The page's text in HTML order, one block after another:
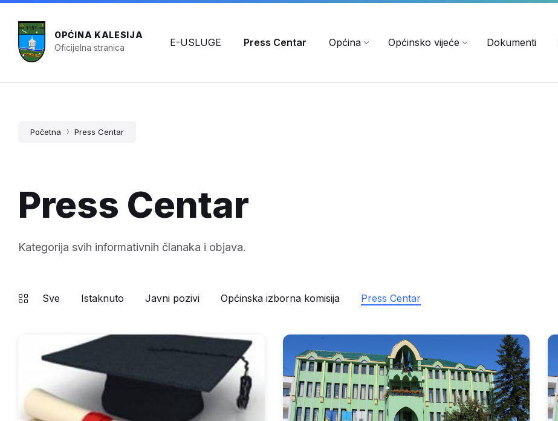
OPĆINA KALESIJA
Oficijelna stranica
E-USLUGE Press Centar Općina Općinsko vijeće Dokumenti
Početna Press Centar
Press Centar
Kategorija svih informativnih članaka i objava.
Sve Istaknuto Javni pozivi Općinska izborna komisija Press Centar